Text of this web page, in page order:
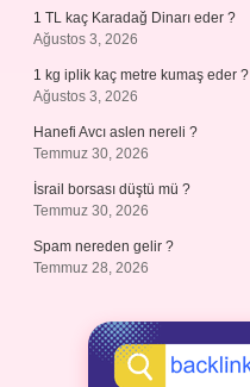
1 TL kaç Karadağ Dinarı eder ?
Ağustos 3, 2026
1 kg iplik kaç metre kumaş eder ?
Ağustos 3, 2026
Hanefi Avcı aslen nereli ?
Temmuz 30, 2026
İsrail borsası düştü mü ?
Temmuz 30, 2026
Spam nereden gelir ?
Temmuz 28, 2026